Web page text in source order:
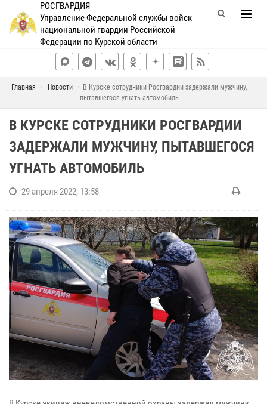
РОСГВАРДИЯ
Управление Федеральной службы войск
национальной гвардии Российской
Федерации по Курской области
Главная Новости
В Курске сотрудники Росгвардии задержали мужчину,
пытавшегося угнать автомобиль
В КУРСКЕ СОТРУДНИКИ РОСГВАРДИИ
ЗАДЕРЖАЛИ МУЖЧИНУ, ПЫТАВШЕГОСЯ
УГНАТЬ АВТОМОБИЛЬ
29 апреля 2022, 13:58